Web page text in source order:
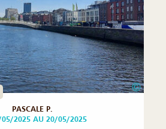
©
PASCALE P.
05/2025 AU 20/05/2025